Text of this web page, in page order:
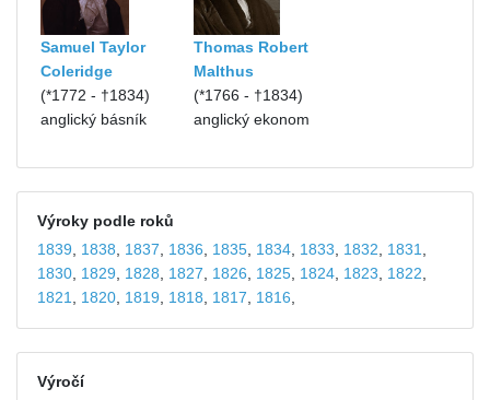
Samuel Taylor
Coleridge
(*1772 - †1834)
anglický básník
Thomas Robert
Malthus
(*1766 - †1834)
anglický ekonom
Výroky podle roků
1839
1838 1837 1836 1835, 1834, 1833 1832 1831
1830, 1829 1828 1827 1826 1825, 1824, 1823 1822
1821
1820, 1819 1818 1817 1816
Výročí